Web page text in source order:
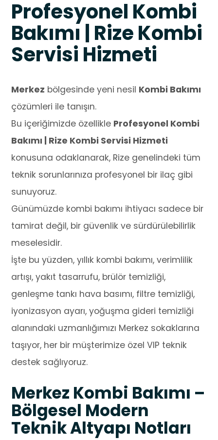
Profesyonel Kombi
Bakımı | Rize Kombi
Servisi Hizmeti
Merkez bölgesinde yeni nesil Kombi Bakımı
çözümleri ile tanışın.
Bu içeriğimizde özellikle Profesyonel Kombi
Bakımı | Rize Kombi Servisi Hizmeti
konusuna odaklanarak, Rize genelindeki tüm
teknik sorunlarınıza profesyonel bir ilaç gibi
sunuyoruz.
Günümüzde kombi bakımı ihtiyacı sadece bir
tamirat değil, bir güvenlik ve sürdürülebilirlik
meselesidir.
İşte bu yüzden, yıllık kombi bakımı, verimlilik
artışı, yakıt tasarrufu, brülör temizliği,
genleşme tankı hava basımı, filtre temizliği,
iyonizasyon ayarı, yoğuşma gideri temizliği
alanındaki uzmanlığımızı Merkez sokaklarına
taşıyor, her bir müşterimize özel VIP teknik
destek sağlıyoruz.
Merkez Kombi Bakımı –
Bölgesel Modern
Teknik Altyapı Notları